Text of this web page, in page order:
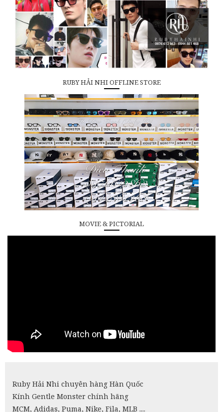
RUBY HẢI NHI OFFLINE STORE
MOVIE & PICTORIAL
Ruby Hải Nhi chuyên hàng Hàn Quốc
Kính Gentle Monster chính hãng
MCM, Adidas, Puma, Nike, Fila, MLB ....